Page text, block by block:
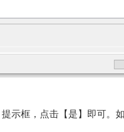
示框，点击【是】即可。